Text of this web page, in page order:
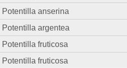
Potentilla anserina
Potentilla argentea
Potentilla fruticosa
Potentilla fruticosa